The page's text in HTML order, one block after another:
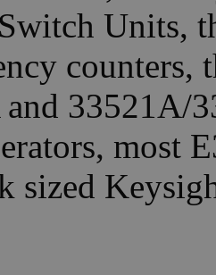
Units,
33521A/
most
sized